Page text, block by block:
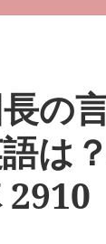
の
語
2910